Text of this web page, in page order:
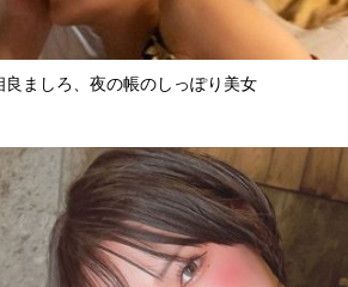
良ましろ、夜の帳のしっぽり美女